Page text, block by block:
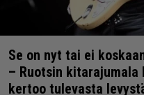
Se on nyt tai ei
– Ruotsin kitarajumala
kertoo tulevasta